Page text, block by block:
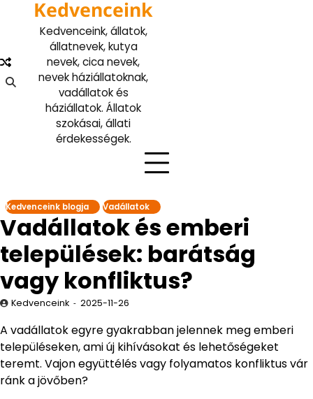
Kedvenceink
Kedvenceink, állatok,
állatnevek, kutya
nevek, cica nevek,
nevek háziállatoknak,
vadállatok és
háziállatok. Állatok
szokásai, állati
érdekességek.
Kedvenceink blogja Vadállatok
Vadállatok és emberi
települések: barátság
vagy konfliktus?
Kedvenceink 2025-11-26
A vadállatok egyre gyakrabban jelennek meg emberi
településeken, ami új kihívásokat és lehetőségeket
teremt. Vajon együttélés vagy folyamatos konfliktus vár
ránk a jövőben?